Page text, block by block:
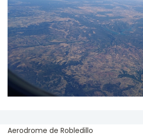
Aerodrome de Robledillo